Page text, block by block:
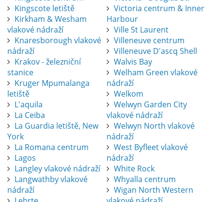
Kingscote letiště
Kirkham & Wesham
vlakové nádraží
Knaresborough vlakové
nádraží
Krakov - železniční
stanice
Kruger Mpumalanga
letiště
L'aquila
La Ceiba
La Guardia letiště, New
York
La Romana centrum
Lagos
Langley vlakové nádraží
Langwathby vlakové
nádraží
Victoria centrum & Inner
Harbour
Ville St Laurent
Villeneuve centrum
Villeneuve D'ascq Shell
Walvis Bay
Welham Green vlakové
nádraží
Welkom
Welwyn Garden City
vlakové nádraží
Welwyn North vlakové
nádraží
West Byfleet vlakové
nádraží
White Rock
Whyalla centrum
Wigan North Western